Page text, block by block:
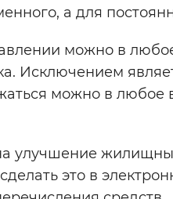
а для
можно в
Исключением
можно в
улучшение
это в